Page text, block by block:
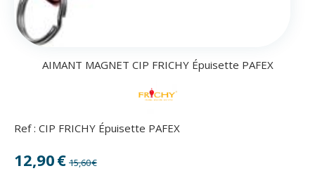
AIMANT MAGNET CIP FRICHY Épuisette PAFEX
Ref : CIP FRICHY Épuisette PAFEX
12,90€ 15,60€